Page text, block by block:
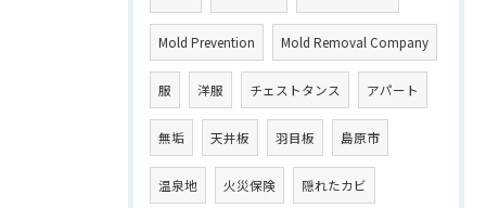
Mold Prevention Mold Removal Company
服 洋服 チェストタンス アパート
無垢 天井板 羽目板 島原市
温泉地 火災保険 隠れたカビ